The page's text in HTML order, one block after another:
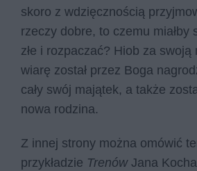
skoro z wdzięcznością
rzeczy dobre, to czemu miałby
złe i rozpaczać? Hiob za swoją
wiarę został przez Boga
cały swój majątek, a także
nowa rodzina.
Z innej strony można omówić
przykładzie Trenów Jana